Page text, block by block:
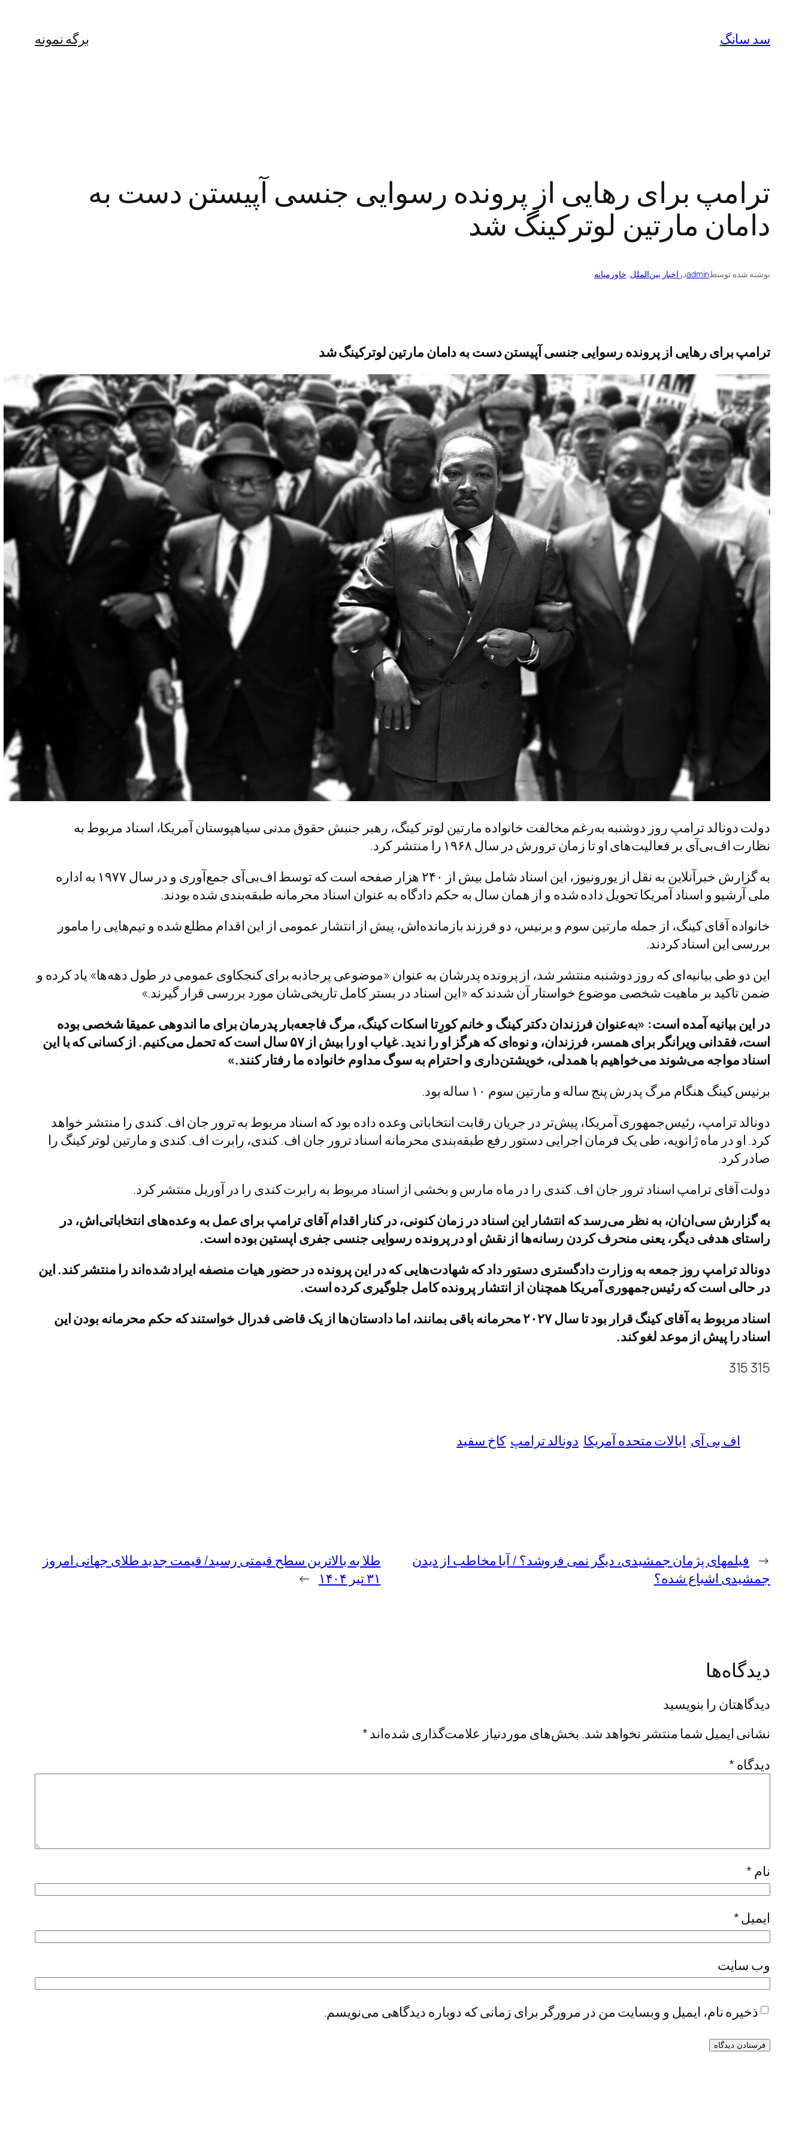
سد سانگ برگه نمونه
ترامپ برای رهایی از پرونده رسوایی جنسی آپیستن دست به
دامان مارتین لوترکینگ شد
نوشته شده توسطadminدر اخبار بین‌الملل, خاورمیانه
ترامپ برای رهایی از پرونده رسوایی جنسی آپیستن دست به دامان مارتین لوترکینگ شد
دولت دونالد ترامپ روز دوشنبه به‌رغم مخالفت خانواده مارتین لوتر کینگ، رهبر جنبش حقوق مدنی سیاهپوستان آمریکا، اسناد مربوط به
نظارت اف‌بی‌آی بر فعالیت‌های او تا زمان ترورش در سال ۱۹۶۸ را منتشر کرد.
به گزارش خبرآنلاین به نقل از یورونیوز، این اسناد شامل بیش از ۲۴۰ هزار صفحه است که توسط اف‌بی‌آی جمع‌آوری و در سال ۱۹۷۷ به اداره
ملی آرشیو و اسناد آمریکا تحویل داده شده و از همان سال به حکم دادگاه به عنوان اسناد محرمانه طبقه‌بندی شده بودند.
خانواده آقای کینگ، از جمله مارتین سوم و برنیس، دو فرزند بازمانده‌اش، پیش از انتشار عمومی از این اقدام مطلع شده و تیم‌هایی را مامور
بررسی این اسناد کردند.
این دو طی بیانیه‌ای که روز دوشنبه منتشر شد، از پرونده پدرشان به عنوان «موضوعی پرجاذبه برای کنجکاوی عمومی در طول دهه‌ها» یاد کرده و
ضمن تاکید بر ماهیت شخصی موضوع خواستار آن شدند که «این اسناد در بستر کامل تاریخی‌شان مورد بررسی قرار گیرند.»
در این بیانیه آمده است: «به‌عنوان فرزندان دکتر کینگ و خانم کورِتا اسکات کینگ، مرگ فاجعه‌بار پدرمان برای ما اندوهی عمیقا شخصی بوده
است، فقدانی ویرانگر برای همسر، فرزندان، و نوه‌ای که هرگز او را ندید. غیاب او را بیش از ۵۷ سال است که تحمل می‌کنیم. از کسانی که با این
اسناد مواجه می‌شوند می‌خواهیم با همدلی، خویشتن‌داری و احترام به سوگ مداوم خانواده ما رفتار کنند.»
برنیس کینگ هنگام مرگ پدرش پنج ساله و مارتین سوم ۱۰ ساله بود.
دونالد ترامپ، رئیس‌جمهوری آمریکا، پیش‌تر در جریان رقابت انتخاباتی وعده داده بود که اسناد مربوط به ترور جان اف. کندی را منتشر خواهد
کرد. او در ماه ژانویه، طی یک فرمان اجرایی دستور رفع طبقه‌بندی محرمانه اسناد ترور جان اف. کندی، رابرت اف. کندی و مارتین لوتر کینگ را
صادر کرد.
دولت آقای ترامپ اسناد ترور جان اف. کندی را در ماه مارس و بخشی از اسناد مربوط به رابرت کندی را در آوریل منتشر کرد.
به گزارش سی‌ان‌ان، به نظر می‌رسد که انتشار این اسناد در زمان کنونی، در کنار اقدام آقای ترامپ برای عمل به وعده‌های انتخاباتی‌اش، در
راستای هدفی دیگر، یعنی منحرف کردن رسانه‌ها از نقش او در پرونده رسوایی جنسی جفری اپستین بوده است.
دونالد ترامپ روز جمعه به وزارت دادگستری دستور داد که شهادت‌هایی که در این پرونده در حضور هیات منصفه ایراد شده‌اند را منتشر کند. این
در حالی است که رئیس‌جمهوری آمریکا همچنان از انتشار پرونده کامل جلوگیری کرده است.
اسناد مربوط به آقای کینگ قرار بود تا سال ۲۰۲۷ محرمانه باقی‌ بمانند، اما دادستان‌ها از یک قاضی فدرال خواستند که حکم محرمانه بودن این
اسناد را پیش از موعد لغو کند.
315 315
اف بی آی ایالات متحده آمریکا دونالد ترامپ کاخ سفید
← فیلمهای پژمان جمشیدی، دیگر نمی فروشد؟ / آیا مخاطب از دیدن
جمشیدی اشباع شده؟
طلا به بالاترین سطح قیمتی رسید/ قیمت جدید طلای جهانی امروز
۳۱ تیر ۱۴۰۴
→
دیدگاه‌ها
دیدگاهتان را بنویسید
نشانی ایمیل شما منتشر نخواهد شد. بخش‌های موردنیاز علامت‌گذاری شده‌اند*
دیدگاه *
نام *
ایمیل*
وب‌ سایت
ذخیره نام، ایمیل و وبسایت من در مرورگر برای زمانی که دوباره دیدگاهی می‌نویسم.